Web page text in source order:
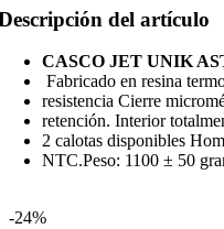
del artículo
CASCO JET UNIK
Fabricado en resina
resistencia Cierre
retención. Interior
2 calotas disponibles
NTC.Peso: 1100 ± 50
-24%